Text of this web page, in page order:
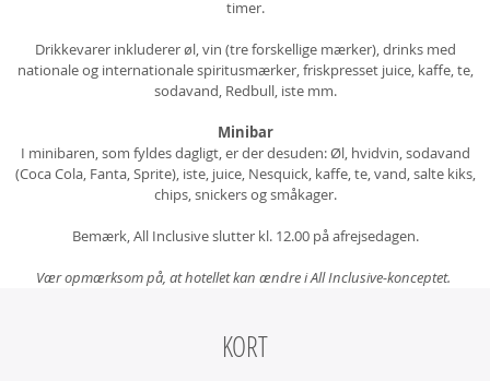
timer.
Drikkevarer inkluderer øl, vin (tre forskellige mærker), drinks med
nationale og internationale spiritusmærker, friskpresset juice, kaffe, te,
sodavand, Redbull, iste mm.
Minibar
I minibaren, som fyldes dagligt, er der desuden: Øl, hvidvin, sodavand
(Coca Cola, Fanta, Sprite), iste, juice, Nesquick, kaffe, te, vand, salte kiks,
chips, snickers og småkager.
Bemærk, All Inclusive slutter kl. 12.00 på afrejsedagen.
Vær opmærksom på, at hotellet kan ændre i All Inclusive-konceptet.
KORT